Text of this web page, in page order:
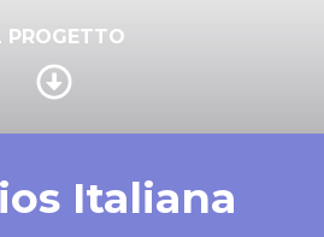
PROGETTO
Italiana